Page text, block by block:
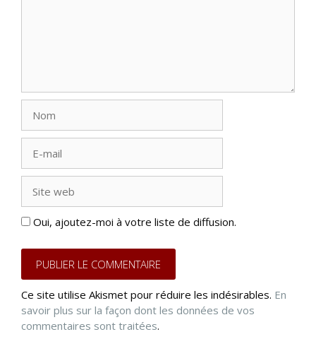
mail
web
Oui, ajoutez-moi à votre liste de diffusion.
Ce site utilise Akismet pour réduire les indésirables. En
savoir plus sur la façon dont les données de vos
commentaires sont traitées.